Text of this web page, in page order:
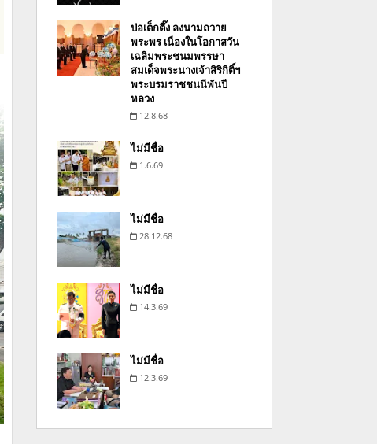
ป่อเต็กตึ๊ง ลงนามถวาย
พระพร เนื่องในโอกาสวัน
เฉลิมพระชนมพรรษา
สมเด็จพระนางเจ้าสิริกิติ์ฯ
พระบรมราชชนนีพันปี
หลวง
12.8.68
ไม่มีชื่อ
1.6.69
ไม่มีชื่อ
28.12.68
ไม่มีชื่อ
14.3.69
ไม่มีชื่อ
12.3.69